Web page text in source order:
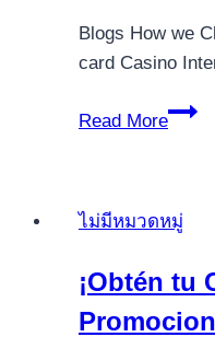
Blogs How we
card Casino
Read More
Best
to
Take
on
ไม่มีหมวดหมู่
¡Obtén tu